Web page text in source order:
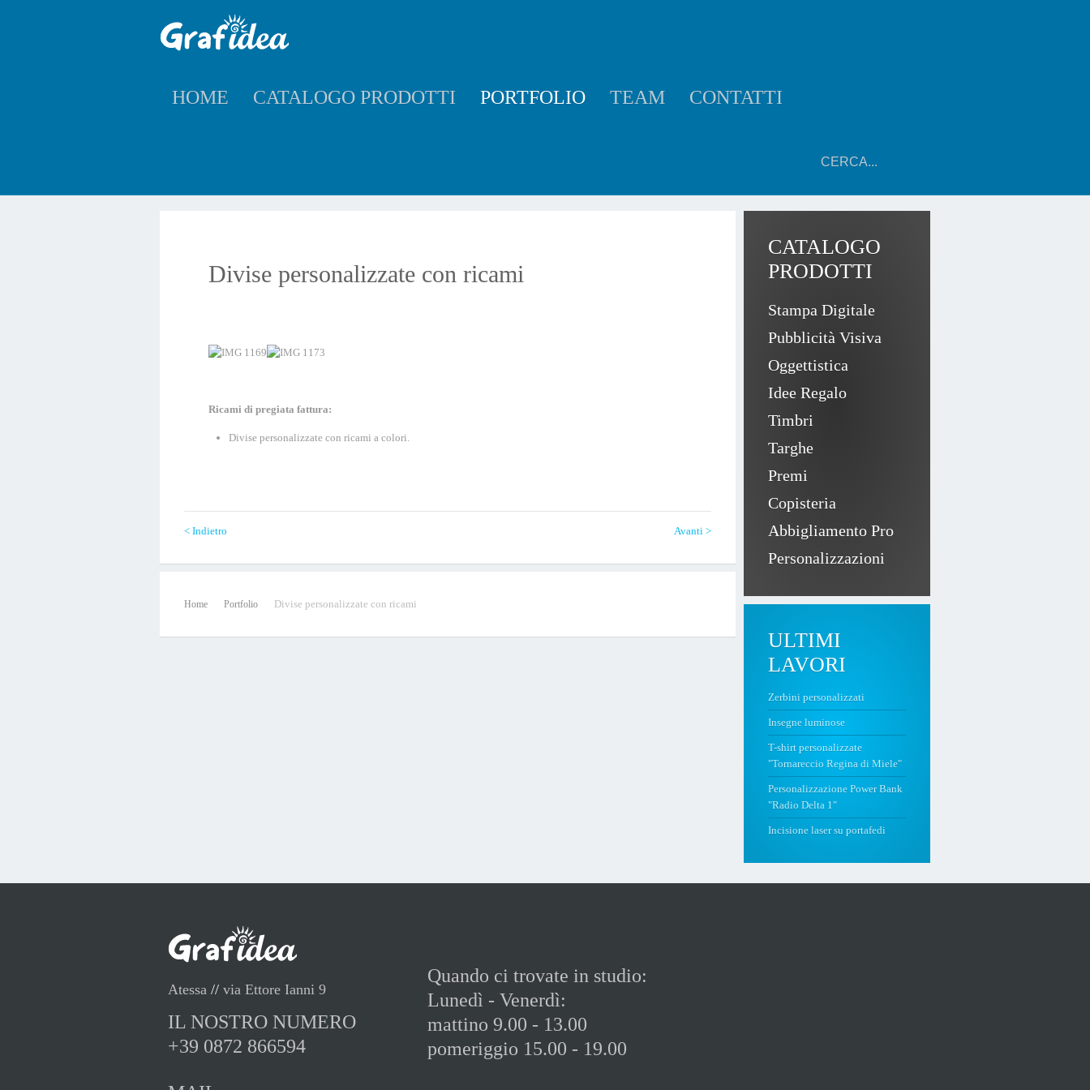
Il sito utilizza cookie propri e di terze parti per fini statistici e per fornire ulteriori servizi. Proseguendo se ne accetta il loro utilizzo. È possibile modificare le opzioni di utilizzo anche tramite le impostazioni del vostro browser.
MAGGIORI INFORMAZIONI
HOME CATALOGO PRODOTTI PORTFOLIO TEAM CONTATTI
Divise personalizzate con ricami
Ricami di pregiata fattura:
Divise personalizzate con ricami a colori.
< Indietro Avanti >
Home Portfolio Divise personalizzate con ricami
CATALOGO
PRODOTTI
Stampa Digitale
Pubblicità Visiva
Oggettistica
Idee Regalo
Timbri
Targhe
Premi
Copisteria
Abbigliamento Pro
Personalizzazioni
ULTIMI
LAVORI
Zerbini personalizzati
Insegne luminose
T-shirt personalizzate
"Tornareccio Regina di Miele"
Personalizzazione Power Bank
"Radio Delta 1"
Incisione laser su portafedi
Atessa // via Ettore Ianni 9
IL NOSTRO NUMERO
+39 0872 866594
Quando ci trovate in studio:
Lunedì - Venerdì:
mattino 9.00 - 13.00
pomeriggio 15.00 - 19.00